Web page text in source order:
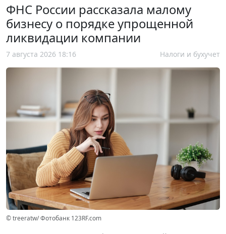
ФНС России рассказала малому
бизнесу о порядке упрощенной
ликвидации компании
7 августа 2026 18:16 Налоги и бухучет
© treeratw/ Фотобанк 123RF.com